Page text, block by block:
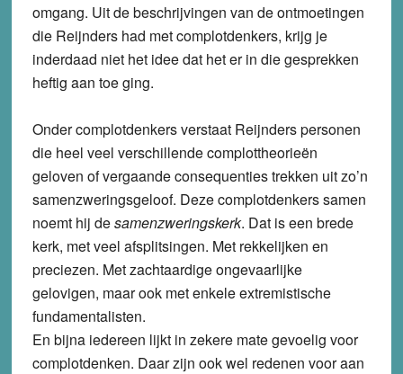
omgang. Uit de beschrijvingen van de ontmoetingen
die Reijnders had met complotdenkers, krijg je
inderdaad niet het idee dat het er in die gesprekken
heftig aan toe ging.
Onder complotdenkers verstaat Reijnders personen
die heel veel verschillende complottheorieën
geloven of vergaande consequenties trekken uit zo’n
samenzweringsgeloof. Deze complotdenkers samen
noemt hij desamenzweringskerk. Dat is een brede
kerk, met veel afsplitsingen. Met rekkelijken en
preciezen. Met zachtaardige ongevaarlijke
gelovigen, maar ook met enkele extremistische
fundamentalisten.
En bijna iedereen lijkt in zekere mate gevoelig voor
complotdenken. Daar zijn ook wel redenen voor aan